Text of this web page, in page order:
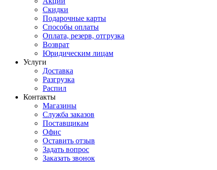
Скидки
Подарочные карты
Способы оплаты
Оплата, резерв, отгрузка
Возврат
Юридическим лицам
Услуги
Доставка
Разгрузка
Распил
Контакты
Магазины
Служба заказов
Поставщикам
Офис
Оставить отзыв
Задать вопрос
Заказать звонок